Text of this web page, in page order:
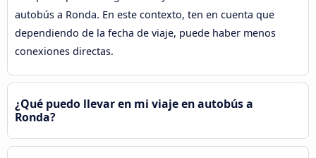
autobús a Ronda. En este contexto, ten en cuenta que
dependiendo de la fecha de viaje, puede haber menos
conexiones directas.
¿Qué puedo llevar en mi viaje en autobús a
Ronda?